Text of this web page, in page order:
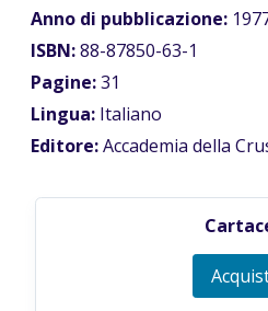
Anno di pubblicazione:
ISBN:88-87850-63-1
Pagine:31
Lingua: Italiano
Editore:Accademia della